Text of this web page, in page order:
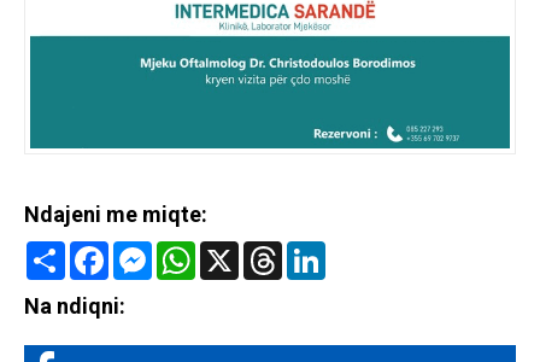
Ndajeni me miqte:
Share FacebookMessenger
WhatsApp
X Threads
Na ndiqni: